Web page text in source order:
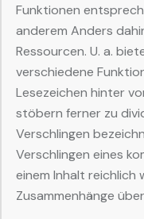
Funktionen
anderem Anders
Ressourcen. U. a.
verschiedene
Lesezeichen hinter
stöbern ferner zu
Verschlingen
Verschlingen eines
einem Inhalt reichlich
Zusammenhänge